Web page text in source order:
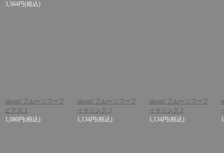
3,564円(税込)
niccori フルーツフープ
ピアス 1
1,080円(税込)
niccori フルーツフープ
イヤリング 3
1,134円(税込)
niccori フルーツフープ
イヤリング 2
1,134円(税込)